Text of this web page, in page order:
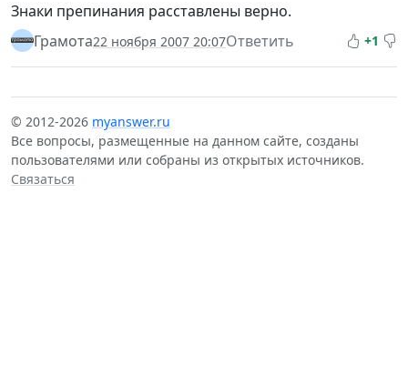
Знаки препинания расставлены верно.
Грамота22 ноября 2007 20:07Ответить +1
© 2012-2026 myanswer.ru
Все вопросы, размещенные на данном сайте, созданы
пользователями или собраны из открытых источников.
Связаться